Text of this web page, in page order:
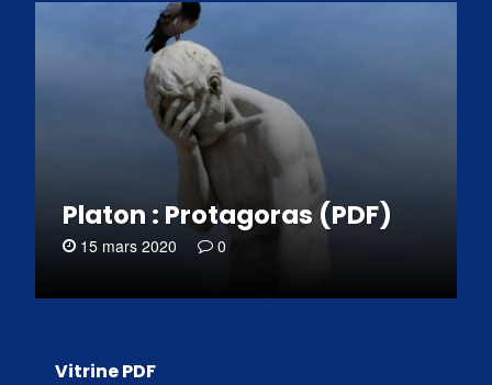
Platon : Protagoras (PDF)
15 mars 2020 0
Vitrine PDF